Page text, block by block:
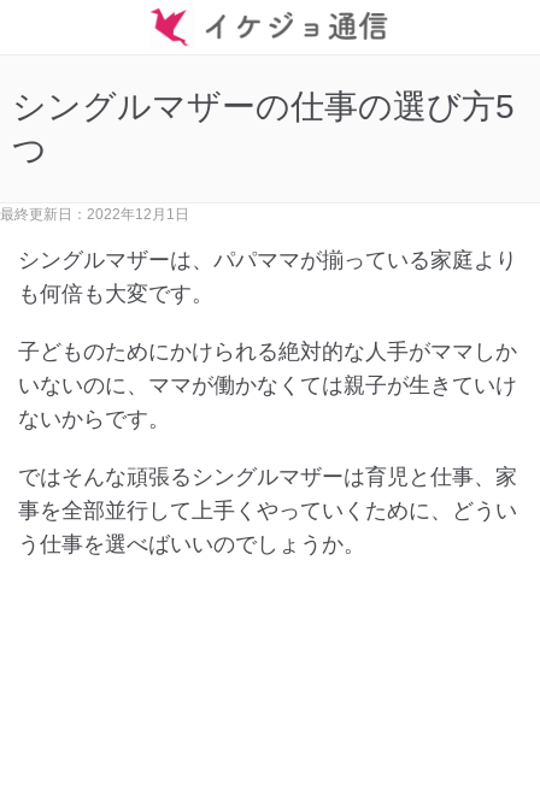
シングルマザーの仕事の選び方5
つ
最終更新日：2022年12月1日
シングルマザーは、パパママが揃っている家庭より
も何倍も大変です。
子どものためにかけられる絶対的な人手がママしか
いないのに、ママが働かなくては親子が生きていけ
ないからです。
ではそんな頑張るシングルマザーは育児と仕事、家
事を全部並行して上手くやっていくために、どうい
う仕事を選べばいいのでしょうか。